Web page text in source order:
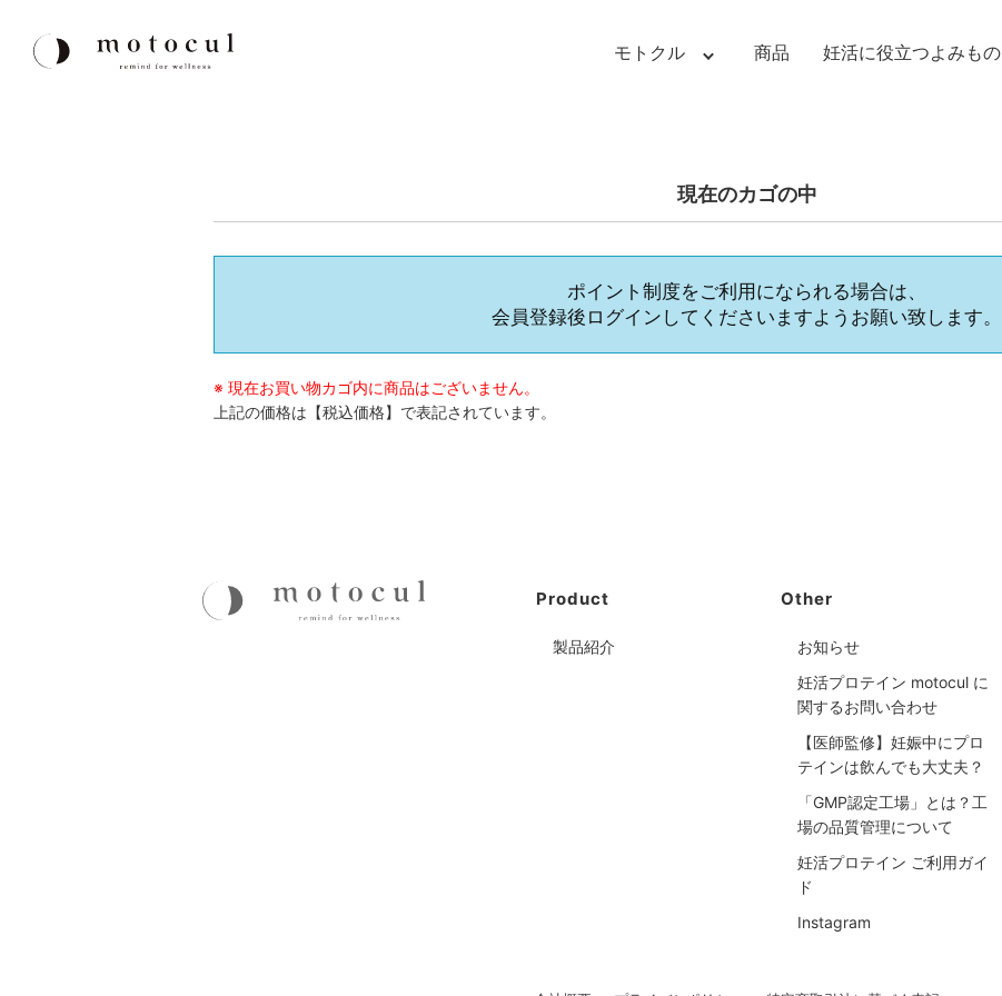
モトクル 商品 妊活に役立つよみもの
現在のカゴの中
ポイント制度をご利用になられる場合は、
会員登録後ログインしてくださいますようお願い致します。
※ 現在お買い物カゴ内に商品はございません。
上記の価格は【税込価格】で表記されています。
Product
製品紹介
Other
お知らせ
妊活プロテイン motocul に
関するお問い合わせ
【医師監修】妊娠中にプロ
テインは飲んでも大丈夫？
「GMP認定工場」とは？工
場の品質管理について
妊活プロテイン ご利用ガイ
ド
Instagram